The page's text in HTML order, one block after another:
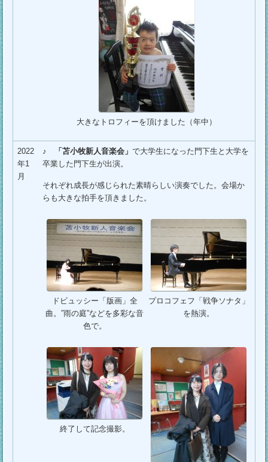
大きなトロフィーを頂けました（年中）
2022
年1
月
♪ 「苫小牧新人音楽会」で大学生になった門下生と大学を
卒業した門下生が出演。
それぞれ成長が感じられた素晴らしい演奏でした。会場か
らも大きな拍手を頂きました。
ドビュッシー「版画」全
曲。”雨の庭”などを多彩な音
色で。
プロコフェフ「戦争ソナタ」
を熱演。
終了して記念撮影。